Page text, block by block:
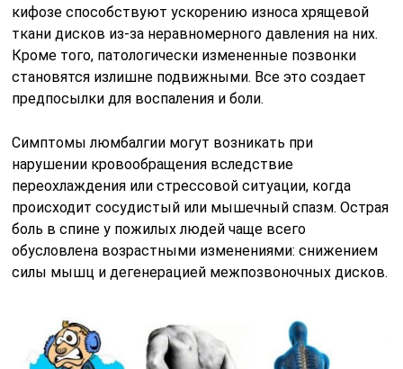
кифозе способствуют ускорению износа хрящевой
ткани дисков из-за неравномерного давления на них.
Кроме того, патологически измененные позвонки
становятся излишне подвижными. Все это создает
предпосылки для воспаления и боли.
Симптомы люмбалгии могут возникать при
нарушении кровообращения вследствие
переохлаждения или стрессовой ситуации, когда
происходит сосудистый или мышечный спазм. Острая
боль в спине у пожилых людей чаще всего
обусловлена возрастными изменениями: снижением
силы мышц и дегенерацией межпозвоночных дисков.